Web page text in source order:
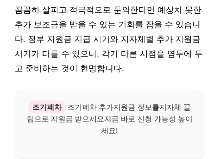
꼼꼼히 살피고 적극적으로 문의한다면 예상치 못한
추가 보조금을 받을 수 있는 기회를 잡을 수 있습니
다. 정부 지원금 지급 시기와 지자체별 추가 지원금
시기가 다를 수 있으니, 각기 다른 시점을 염두에 두
고 준비하는 것이 현명합니다.
조기폐차
조기폐차 추가지원금 정보를지자체 꿀
팁으로 지원금 받으세요지금 바로 신청 가능성 높이
세요!